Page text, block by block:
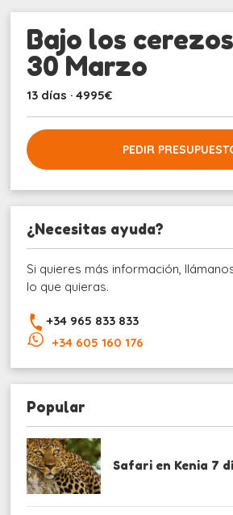
Bajo los
30 Marzo
13 días · 4995€
PEDIR
¿Necesitas ayuda?
Si quieres más información,
lo que quieras.
+34 965 833 833
+34 605 160 176
Popular
Safari en Kenia 7